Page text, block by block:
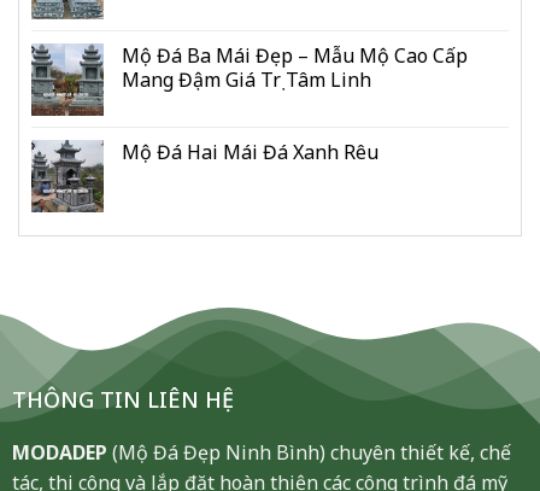
Mộ Đá Ba Mái Đẹp – Mẫu Mộ Cao Cấp
Mang Đậm Giá Trị Tâm Linh
Mộ Đá Hai Mái Đá Xanh Rêu
THÔNG TIN LIÊN HỆ
MODADEP (Mộ Đá Đẹp Ninh Bình) chuyên thiết kế, chế
tác, thi công và lắp đặt hoàn thiện các công trình đá mỹ